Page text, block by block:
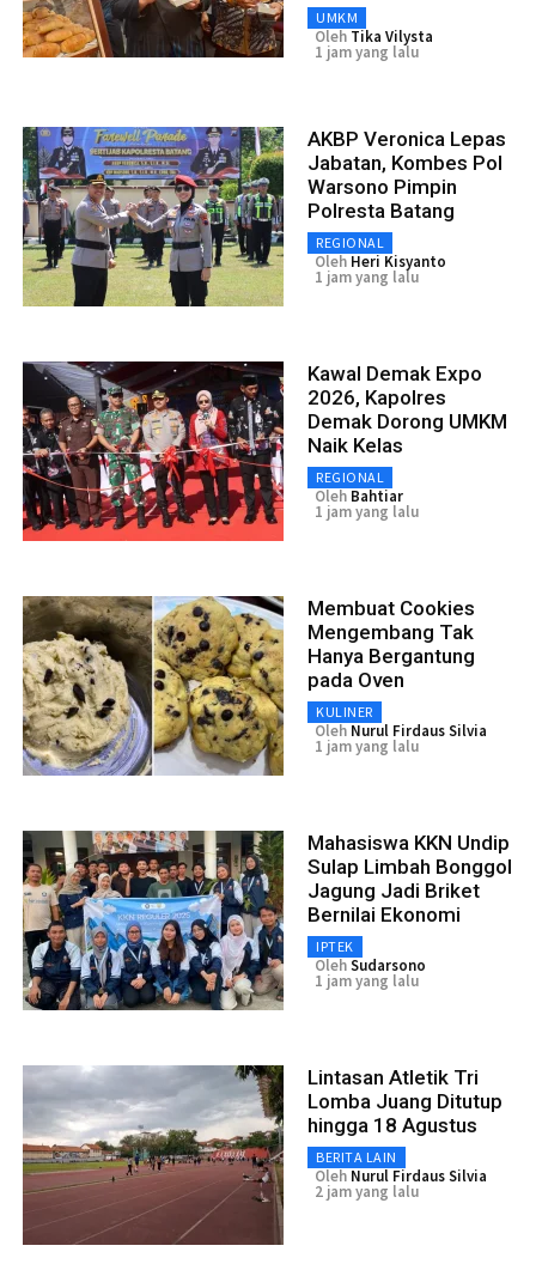
UMKM
Oleh Tika Vilysta
1 jam yang lalu
AKBP Veronica Lepas
Jabatan, Kombes Pol
Warsono Pimpin
Polresta Batang
REGIONAL
Oleh Heri Kisyanto
1 jam yang lalu
Kawal Demak Expo
2026, Kapolres
Demak Dorong UMKM
Naik Kelas
REGIONAL
Oleh Bahtiar
1 jam yang lalu
Membuat Cookies
Mengembang Tak
Hanya Bergantung
pada Oven
KULINER
Oleh Nurul Firdaus Silvia
1 jam yang lalu
Mahasiswa KKN Undip
Sulap Limbah Bonggol
Jagung Jadi Briket
Bernilai Ekonomi
IPTEK
OlehSudarsono
1 jam yang lalu
Lintasan Atletik Tri
Lomba Juang Ditutup
hingga 18 Agustus
BERITA LAIN
Oleh Nurul Firdaus Silvia
2 jam yang lalu